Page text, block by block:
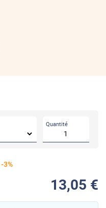
Quantité
-3%
13,05 €